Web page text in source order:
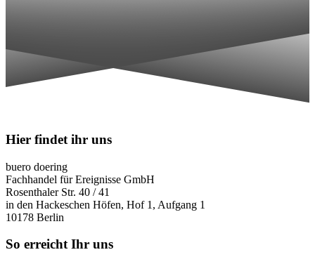
Hier findet ihr uns
buero doering
Fachhandel für Ereignisse GmbH
Rosenthaler Str. 40 / 41
in den Hackeschen Höfen, Hof 1, Aufgang 1
10178 Berlin
So erreicht Ihr uns